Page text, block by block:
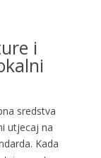
i
sredstva
utjecaj na
Kada